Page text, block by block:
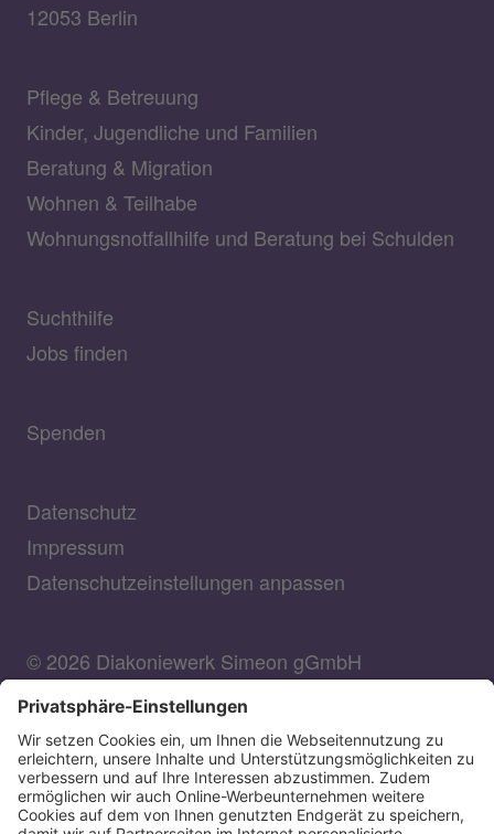
12053 Berlin
Pflege & Betreuung
Kinder, Jugendliche und Familien
Beratung & Migration
Wohnen & Teilhabe
Wohnungsnotfallhilfe und Beratung bei Schulden
Suchthilfe
Jobs finden
Spenden
Datenschutz
Impressum
Datenschutzeinstellungen anpassen
© 2026 Diakoniewerk Simeon gGmbH